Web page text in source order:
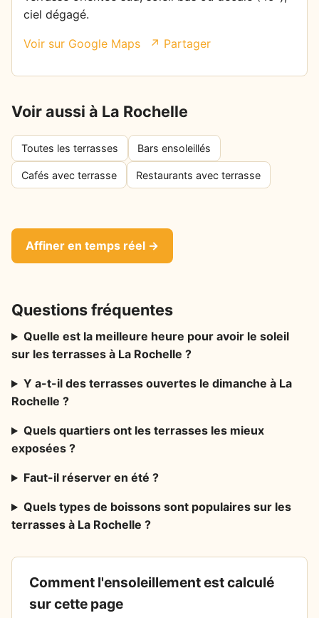
ciel dégagé.
Voir sur Google Maps ↗ Partager
Voir aussi à La Rochelle
Toutes les terrasses Bars ensoleillés
Cafés avec terrasse Restaurants avec terrasse
Affiner en temps réel →
Questions fréquentes
Quelle est la meilleure heure pour avoir le soleil
sur les terrasses à La Rochelle ?
Y a-t-il des terrasses ouvertes le dimanche à La
Rochelle ?
Quels quartiers ont les terrasses les mieux
exposées ?
Faut-il réserver en été ?
Quels types de boissons sont populaires sur les
terrasses à La Rochelle ?
Comment l'ensoleillement est calculé
sur cette page